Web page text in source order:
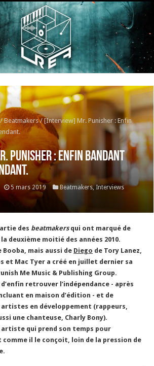
/ Beatmakers / [Interview] Mr. Punisher : Enfin
Punisher : Enfin bandant
5 mars 2019 Beatmakers,Interviews
des beatmakersqui ont marqué de
deuxième moitié des années 2010.
Booba, mais aussi de Diego de Tory Lanez,
et Mac Tyer a créé en juillet dernier sa
Me Music & Publishing Group.
retrouver l’indépendance - après
en maison d’édition - et de
en développement (rappeurs,
une chanteuse, Charly Bony).
artiste qui prend son temps pour
comme il le conçoit, loin de la pression de